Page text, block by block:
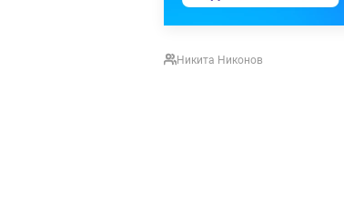
Никита Никонов